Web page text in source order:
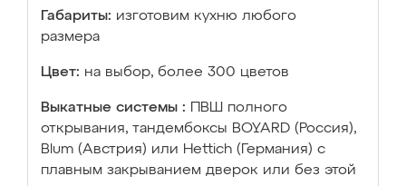
Габариты: изготовим кухню любого
размера
Цвет: на выбор, более 300 цветов
Выкатные системы :
ПВШ полного
открывания, тандембоксы BOYARD (Россия),
Blum (Австрия) или Hettich (Германия) с
плавным закрыванием дверок или без этой